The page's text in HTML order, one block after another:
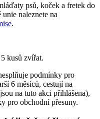
psů, koček a fretek do
naleznete na
.
kusů zvířat.
podmínky pro
6 měsíců, cestují na
na tuto akci přihlášena),
pro obchodní přesuny.